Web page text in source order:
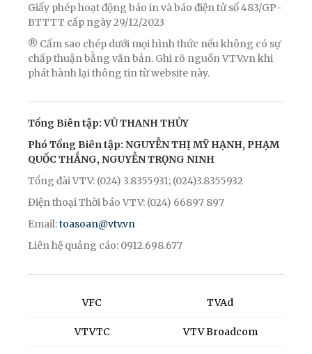
Giấy phép hoạt động báo in và báo điện tử số 483/GP-
BTTTT cấp ngày 29/12/2023
® Cấm sao chép dưới mọi hình thức nếu không có sự
chấp thuận bằng văn bản. Ghi rõ nguồn VTV.vn khi
phát hành lại thông tin từ website này.
Tổng Biên tập: VŨ THANH THỦY
Phó Tổng Biên tập: NGUYỄN THỊ MỸ HẠNH, PHẠM
QUỐC THẮNG, NGUYỄN TRỌNG NINH
Tổng đài VTV: (024) 3.8355931; (024)3.8355932
Điện thoại Thời báo VTV: (024) 66897 897
Email:toasoan@vtv.vn
Liên hệ quảng cáo: 0912.698.677
VFC
VTVTC
TVAd
VTV Broadcom